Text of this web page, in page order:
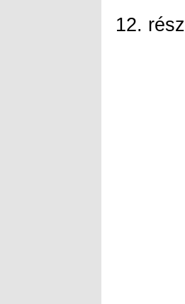
12. rész